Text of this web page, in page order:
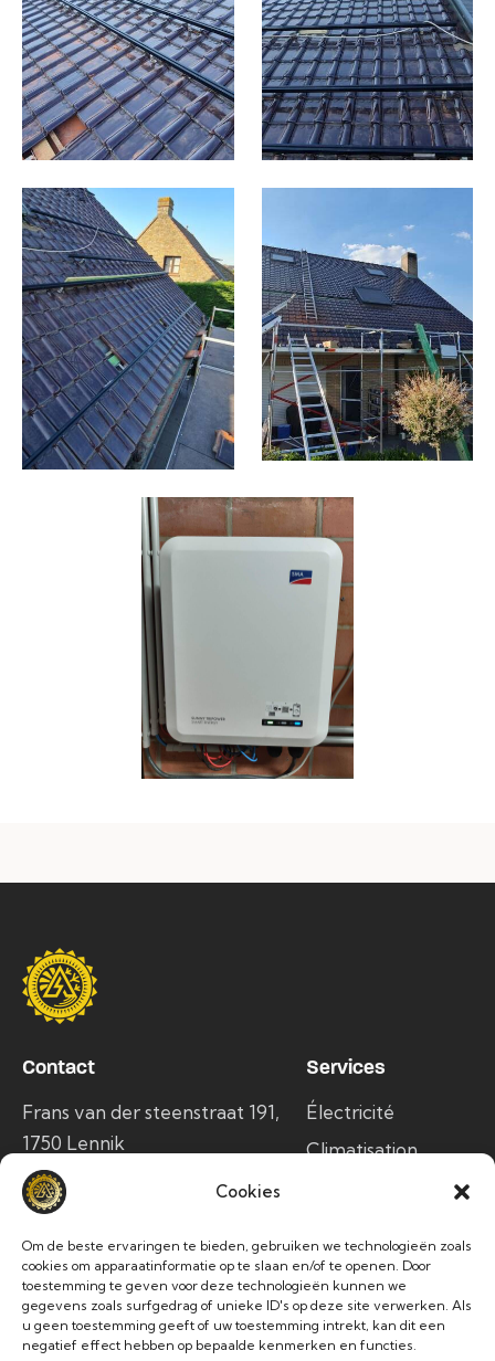
Cookies
Om de beste ervaringen te bieden, gebruiken we technologieën zoals
cookies om apparaatinformatie op te slaan en/of te openen. Door
toestemming te geven voor deze technologieën kunnen we
gegevens zoals surfgedrag of unieke ID's op deze site verwerken. Als
u geen toestemming geeft of uw toestemming intrekt, kan dit een
negatief effect hebben op bepaalde kenmerken en functies.
Contact
Frans van der steenstraat 191,
1750 Lennik
info@alltec.be
TVA BE0736975514
Services
Électricité
Climatisation
Panneaux solaires
recharge
Socials